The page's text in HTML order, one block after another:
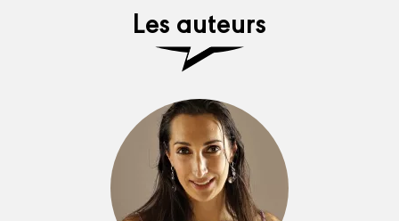
Les auteurs